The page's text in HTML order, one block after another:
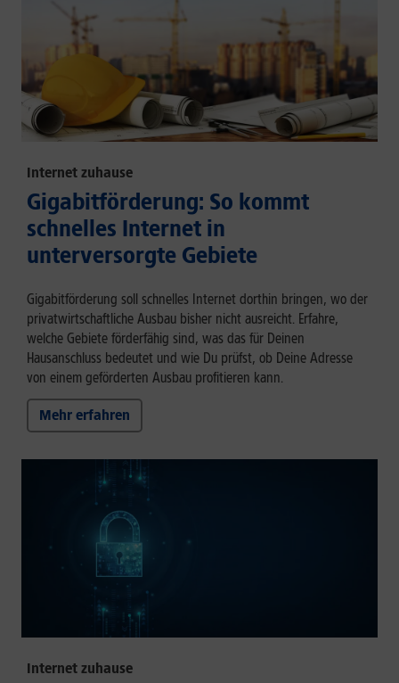
Internet zuhause
Gigabitförderung: So kommt
schnelles Internet in
unterversorgte Gebiete
Gigabitförderung soll schnelles Internet dorthin bringen, wo der
privatwirtschaftliche Ausbau bisher nicht ausreicht. Erfahre,
welche Gebiete förderfähig sind, was das für Deinen
Hausanschluss bedeutet und wie Du prüfst, ob Deine Adresse
von einem geförderten Ausbau profitieren kann.
Mehr erfahren
Internet zuhause